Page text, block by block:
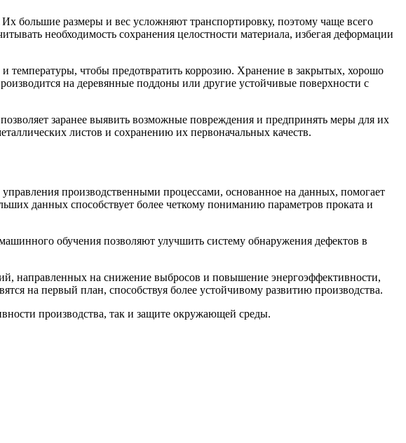
большие размеры и вес усложняют транспортировку, поэтому чаще всего
необходимость сохранения целостности материала, избегая деформации
температуры, чтобы предотвратить коррозию. Хранение в закрытых, хорошо
на деревянные поддоны или другие устойчивые поверхности с
заранее выявить возможные повреждения и предпринять меры для их
листов и сохранению их первоначальных качеств.
производственными процессами, основанное на данных, помогает
данных способствует более четкому пониманию параметров проката и
обучения позволяют улучшить систему обнаружения дефектов в
направленных на снижение выбросов и повышение энергоэффективности,
на первый план, способствуя более устойчивому развитию производства.
производства, так и защите окружающей среды.